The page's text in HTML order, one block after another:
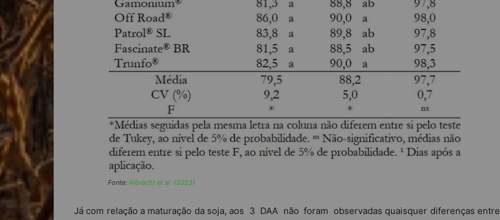
Fonte: Albrecht et al. (2023)
Já com relação a maturação da soja, aos 3 DAA não foram observadas quaisquer diferenças entre